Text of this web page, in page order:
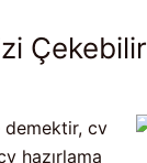
Çekebilir